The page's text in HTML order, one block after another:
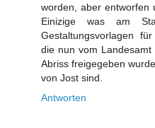
worden, aber entworfen
Einizige was am
Gestaltungsvorlagen
die nun vom
Abriss freigegeben
von Jost sind.
Antworten